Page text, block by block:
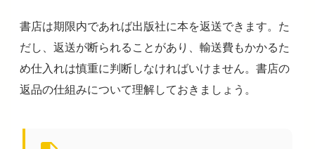
書店は期限内であれば出版社に本を返送できます。た
だし、返送が断られることがあり、輸送費もかかるた
め仕入れは慎重に判断しなければいけません。書店の
返品の仕組みについて理解しておきましょう。